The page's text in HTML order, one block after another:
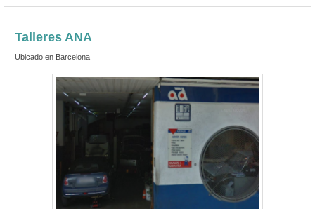
Talleres ANA
Ubicado en Barcelona